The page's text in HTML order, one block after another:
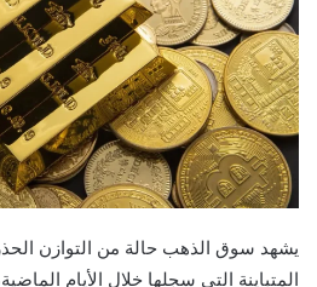
يشهد سوق الذهب حالة من التوازن
المتباينة التي سجلها خلال الأيام